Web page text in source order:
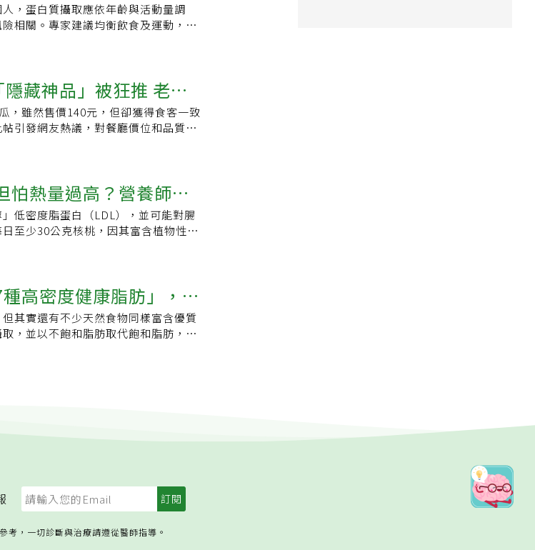
次看懂
，蛋白質攝取應依年齡與活動量調
相關。專家建議均衡飲食及運動，才
藏神品」被狂推 老
雖然售價140元，但卻獲得食客一致
引發網友熱議，對餐廳價位和品質展
怕熱量過高？營養師：
低密度脂蛋白（LDL），並可能對腸
至少30公克核桃，因其富含植物性
高密度健康脂肪」，酪
其實還有不少天然食物同樣富含優質
，並以不飽和脂肪取代飽和脂肪，更
考，一切診斷與治療請遵從醫師指導。